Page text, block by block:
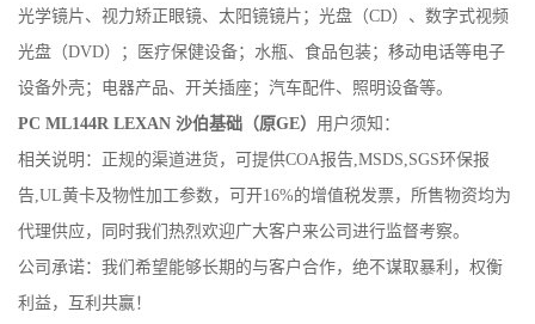
光学镜片、视力矫正眼镜、太阳镜镜片；光盘（CD）、数字式视频
光盘（DVD）；医疗保健设备；水瓶、食品包装；移动电话等电子
设备外壳；电器产品、开关插座；汽车配件、照明设备等。
PC ML144R LEXAN 沙伯基础（原GE） 用户须知：
相关说明：正规的渠道进货，可提供COA报告,MSDS,SGS环保报
告,UL黄卡及物性加工参数，可开16%的增值税发票，所售物资均为
代理供应，同时我们热烈欢迎广大客户来公司进行监督考察。
公司承诺：我们希望能够长期的与客户合作，绝不谋取暴利，权衡
利益，互利共赢！